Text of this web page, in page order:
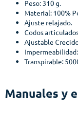
Peso: 310 g.
Material: 100%
Ajuste relajado.
Codos
Ajustable
Transpirable:
Manuales y